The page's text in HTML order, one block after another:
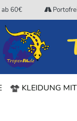
ab 60€
KLEIDUNG